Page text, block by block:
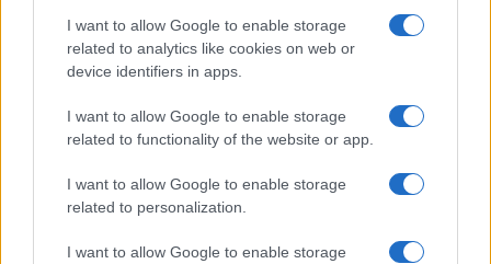
I want to allow Google to enable storage
related to analytics like cookies on web or
device identifiers in apps.
I want to allow Google to enable storage
related to functionality of the website or app.
I want to allow Google to enable storage
related to personalization.
I want to allow Google to enable storage
από δημόσιους υπαλλήλους και την ΑΔΕΔΥ, με σχετικές
υποθέσεις να εκδικάζονται ως πρότυπες δίκες. Το
αποτέλεσμα αυτών των νομικών ενεργειών αναμένεται
με μεγάλο ενδιαφέρον, καθώς μπορεί να επηρεάσει
συνταξιούχων και των εργαζομένων.